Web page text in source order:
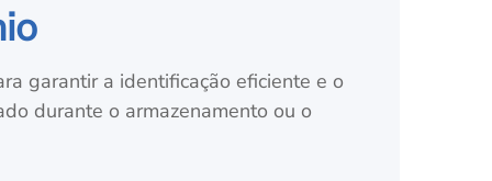
garantir a identificação eficiente e o
durante o armazenamento ou o